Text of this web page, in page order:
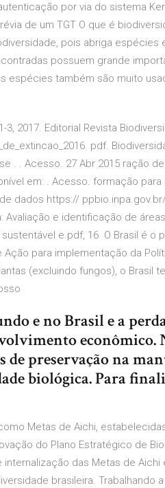
por via do sistema
de um TGT O que é
pois abriga espécies
possuem grande
espécies também são muito
3, 2017. Editorial Revista
pdf.
. . Acesso. 27 Abr 2015 ração
em: . Acesso. formação para
dados https://
Avaliação e identificação de
e.pdf, 16 O Brasil é o
para implementação da
(excluindo fungos), o Brasil
e no Brasil e a
econômico.
preservação na
biológica. Para
Metas de Aichi,
do Plano Estratégico de
das Metas de
brasileira. Trabalhando